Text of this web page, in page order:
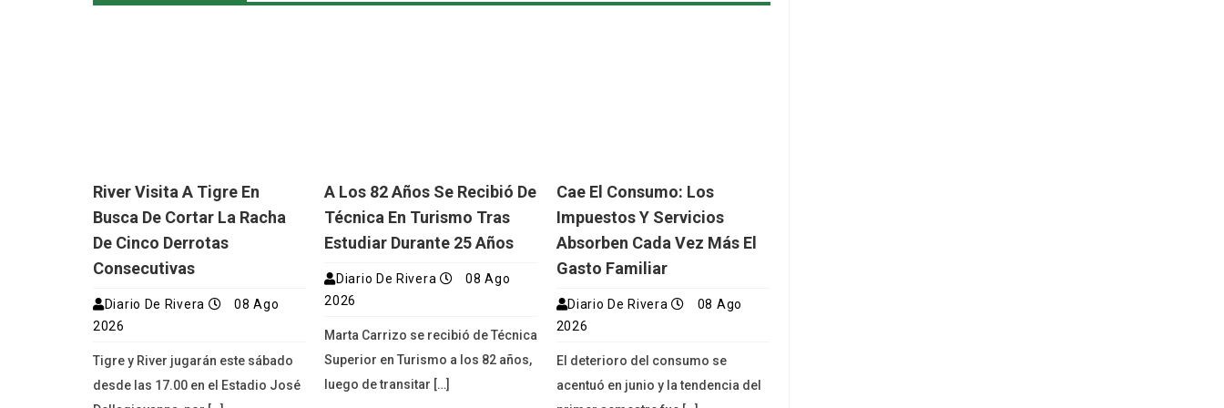
River Visita A Tigre En
Busca De Cortar La Racha
De Cinco Derrotas
Consecutivas
Diario De Rivera
08 Ago
2026
Tigre y River jugarán este sábado
desde las 17.00 en el Estadio José
A Los 82 Años Se Recibió De
Técnica En Turismo Tras
Estudiar Durante 25 Años
Diario De Rivera
08 Ago
2026
Marta Carrizo se recibió de Técnica
Superior en Turismo a los 82 años,
luego de transitar […]
Cae El Consumo: Los
Impuestos Y Servicios
Absorben Cada Vez Más El
Gasto Familiar
Diario De Rivera
08 Ago
2026
El deterioro del consumo se
acentuó en junio y la tendencia del